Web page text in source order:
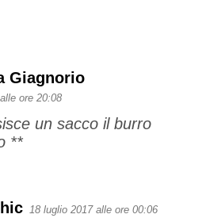
Giagnorio
ore 20:08
un sacco il burro
**
18 luglio 2017 alle ore 00:06